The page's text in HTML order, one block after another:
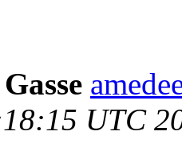
UTC